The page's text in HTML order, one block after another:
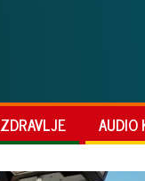
ZDRAVLJE AUDIO